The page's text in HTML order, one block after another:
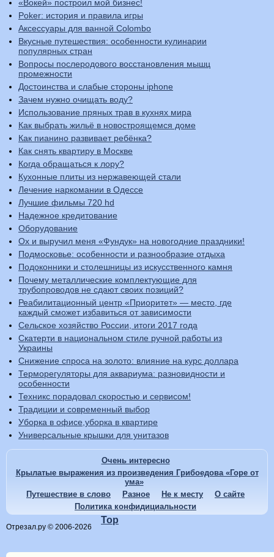
«Вокей» построил мой бизнес!
Poker: история и правила игры
Аксессуары для ванной Colombo
Вкусные путешествия: особенности кулинарии
популярных стран
Вопросы послеродового восстановления мышц
промежности
Достоинства и слабые стороны iphone
Зачем нужно очищать воду?
Использование пряных трав в кухнях мира
Как выбрать жильё в новостроящемся доме
Как пианино развивает ребёнка?
Как снять квартиру в Москве
Когда обращаться к лору?
Кухонные плиты из нержавеющей стали
Лечение наркомании в Одессе
Лучшие фильмы 720 hd
Надежное кредитование
Оборудование
Ох и выручил меня «Фундук» на новогодние праздники!
Подмосковье: особенности и разнообразие отдыха
Подоконники и столешницы из искусственного камня
Почему металлические комплектующие для
трубопроводов не сдают своих позиций?
Реабилитационный центр «Приоритет» — место, где
каждый сможет избавиться от зависимости
Сельское хозяйство России, итоги 2017 года
Скатерти в национальном стиле ручной работы из
Украины
Снижение спроса на золото: влияние на курс доллара
Терморегуляторы для аквариума: разновидности и
особенности
Техникс порадовал скоростью и сервисом!
Традиции и современный выбор
Уборка в офисе,уборка в квартире
Универсальные крышки для унитазов
Очень интересно
Крылатые выражения из произведения Грибоедова «Горе от
ума»
Путешествие в слово
Разное Не к месту
О сайте
Политика конфидициальности
Отрезал.ру © 2006-2026
Top